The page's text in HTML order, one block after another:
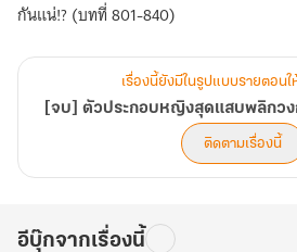
กันแน่!? (บทที่ 801-840)
เรื่องนี้ยังมีในรูปแบบรายตอน
ติดตามเรื่องนี้
อีบุ๊กจากเรื่องนี้